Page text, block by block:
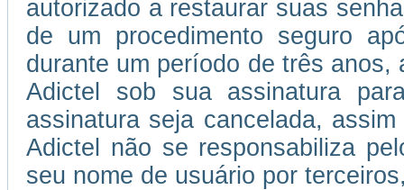
autorizado a restaurar suas
de um procedimento seguro
durante um período de três
Adictel sob sua assinatura
assinatura seja cancelada,
Adictel não se responsabiliza
seu nome de usuário por